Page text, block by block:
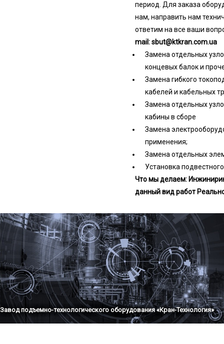
период. Для заказа
нам, направить нам
ответим на все ваши
mail: sbut@ktkran.com.ua
Замена отдельных
концевых балок и
Замена гибкого
кабелей и кабельных
Замена отдельных
кабины в сборе
Замена
применения;
Замена отдельных
Установка
Что мы делаем:
данный вид работ
Завод подъемно-технологического оборудования «Кран-Технология»